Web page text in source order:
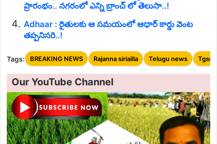
ప్రారంభం.. నగరంలో ఎన్ని బ్రాంచ్ లో తెలుసా..!
Adhaar : రైతులకు ఆ సమయంలో ఆధార్ కార్డు వెంట
తప్పనిసరి..!
Tags: BREAKING NEWS Rajanna siriailla Telugu news
Our YouTube Channel